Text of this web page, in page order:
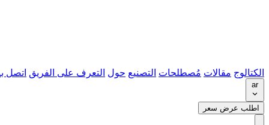
الكتالوج مقالات مُصطلحات التصنيع حول التعرف على الفريق اتصل
ar
اطلب عرض سعر